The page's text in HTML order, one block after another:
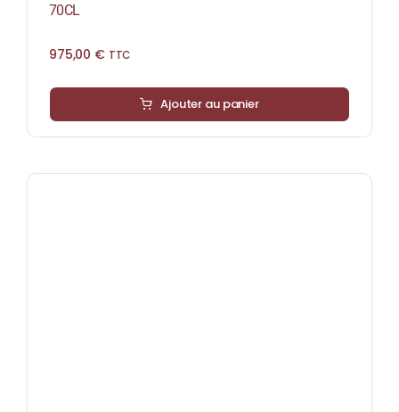
70CL
975,00 € TTC
Ajouter au panier